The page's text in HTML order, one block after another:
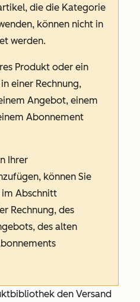
die die Kategorie
können nicht in
werden.
Produkt oder ein
einer Rechnung,
Angebot, einem
Abonnement
Ihrer
können Sie
im Abschnitt
Rechnung, des
des alten
den Versand